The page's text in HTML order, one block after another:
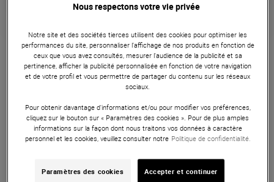
Garantie3 ans
Etuis Housses Sacs
Protégez votre Moog Grandmother avec élégance et
efficacité grâce à la Moog Grandmother Dust Cover.
Fabriquée en Cordura balistique hydrofuge et résistant à la
déchirure, cette housse noire garantit une protection
supérieure contre la poussière et les dommages. Son
intérieur doux préserve la finition de votre instrument, tandis
que le rabat scratch offre un accès facile aux connectiques.
Nous respectons votre vie privée
Notre site et des sociétés tierces utilisent des cookies pour optimiser les
performances du site, personnaliser l’affichage de nos produits en fonction de
ceux que vous avez consultés, mesurer l'audience de la publicité et sa
pertinence, afficher la publicité personnalisée en fonction de votre navigation
et de votre profil et vous permettre de partager du contenu sur les réseaux
sociaux.
Pour obtenir davantage d'informations et/ou pour modifier vos préférences,
cliquez sur le bouton sur « Paramètres des cookies ». Pour de plus amples
informations sur la façon dont nous traitons vos données à caractère
personnel et les cookies, veuillez consulter notre Politique de confidentialité.
Paramètres des cookies Accepter et continuer